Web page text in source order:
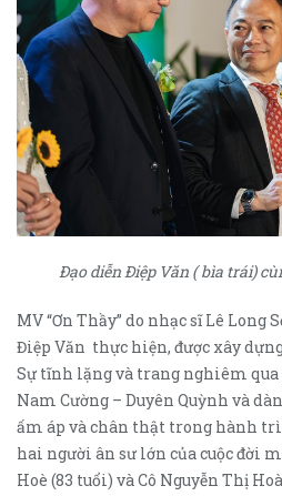
Đạo diễn Điệp Văn ( bìa trái)
MV “Ơn Thầy” do nhạc sĩ Lê Long
Điệp Văn thực hiện, được xây
Sự tĩnh lặng và trang nghiêm
Nam Cường – Duyên Quỳnh và
ấm áp và chân thật trong hành
hai người ân sư lớn của cuộc đời
Hoè (83 tuổi) và Cô Nguyễn Thị